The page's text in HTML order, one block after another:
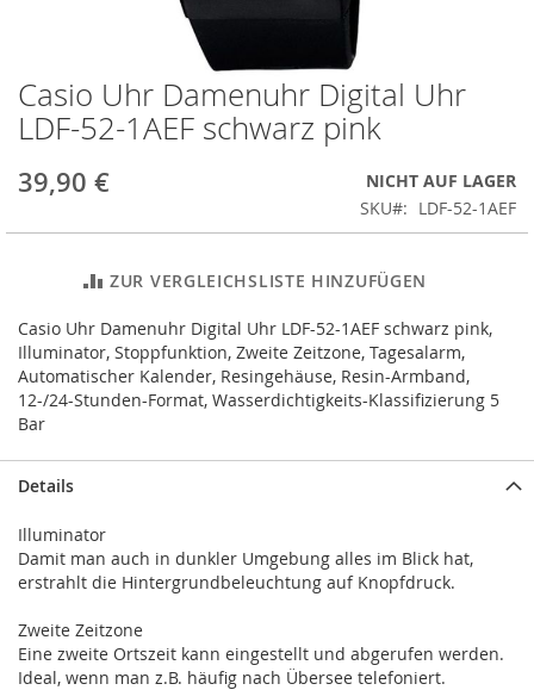
Zum
Anfang
der
springen
Casio Uhr Damenuhr Digital Uhr
LDF-52-1AEF schwarz pink
39,90 €
NICHT AUF LAGER
SKU
LDF-52-1AEF
ZUR VERGLEICHSLISTE HINZUFÜGEN
Casio Uhr Damenuhr Digital Uhr LDF-52-1AEF schwarz pink,
Illuminator, Stoppfunktion, Zweite Zeitzone, Tagesalarm,
Automatischer Kalender, Resingehäuse, Resin-Armband,
12-/24-Stunden-Format, Wasserdichtigkeits-Klassifizierung 5
Bar
Details
Illuminator
Damit man auch in dunkler Umgebung alles im Blick hat,
erstrahlt die Hintergrundbeleuchtung auf Knopfdruck.
Zweite Zeitzone
Eine zweite Ortszeit kann eingestellt und abgerufen werden.
Ideal, wenn man z.B. häufig nach Übersee telefoniert.